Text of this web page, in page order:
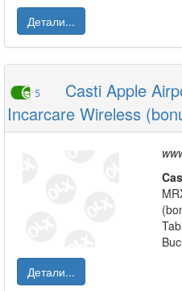
Детали...
5
Casti Apple
Incarcare Wireless
Детали...